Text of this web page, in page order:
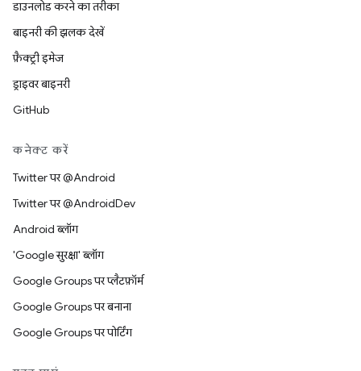
डाउनलोड करने का तरीका
बाइनरी की झलक देखें
फ़ैक्ट्री इमेज
ड्राइवर बाइनरी
GitHub
कनेक्ट करें
Twitter पर @Android
Twitter पर @AndroidDev
Android ब्लॉग
'Google सुरक्षा' ब्लॉग
Google Groups पर प्लैटफ़ॉर्म
Google Groups पर बनाना
Google Groups पर पोर्टिंग